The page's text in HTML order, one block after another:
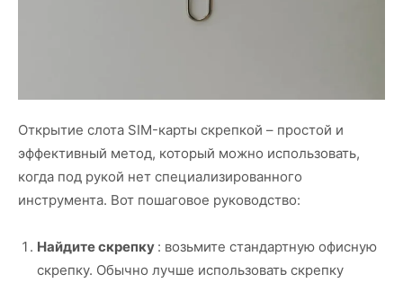
Открытие слота SIM-карты скрепкой – простой и
эффективный метод, который можно использовать,
когда под рукой нет специализированного
инструмента. Вот пошаговое руководство:
Найдите скрепку : возьмите стандартную офисную
скрепку. Обычно лучше использовать скрепку